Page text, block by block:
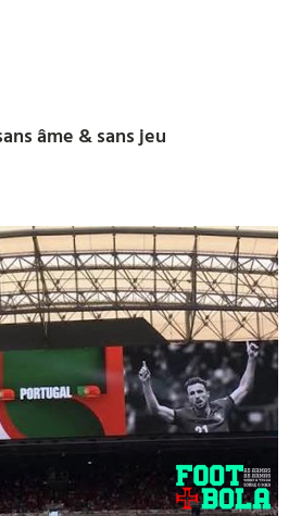
âme & sans jeu